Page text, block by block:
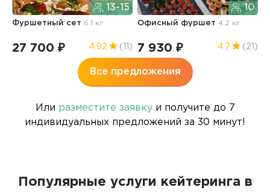
13-15
Фуршетный сет 6.1 кг
27 700 ₽ 4.92 (11)
10
Офисный фуршет4.2 кг
7 930 ₽ 4.7 (21)
Все предложения
Или разместите заявкуи получите до 7
индивидуальных предложений за 30 минут!
Популярные услуги кейтеринга в